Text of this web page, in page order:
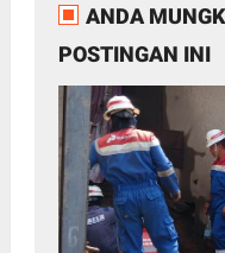
ANDA
POSTINGAN INI